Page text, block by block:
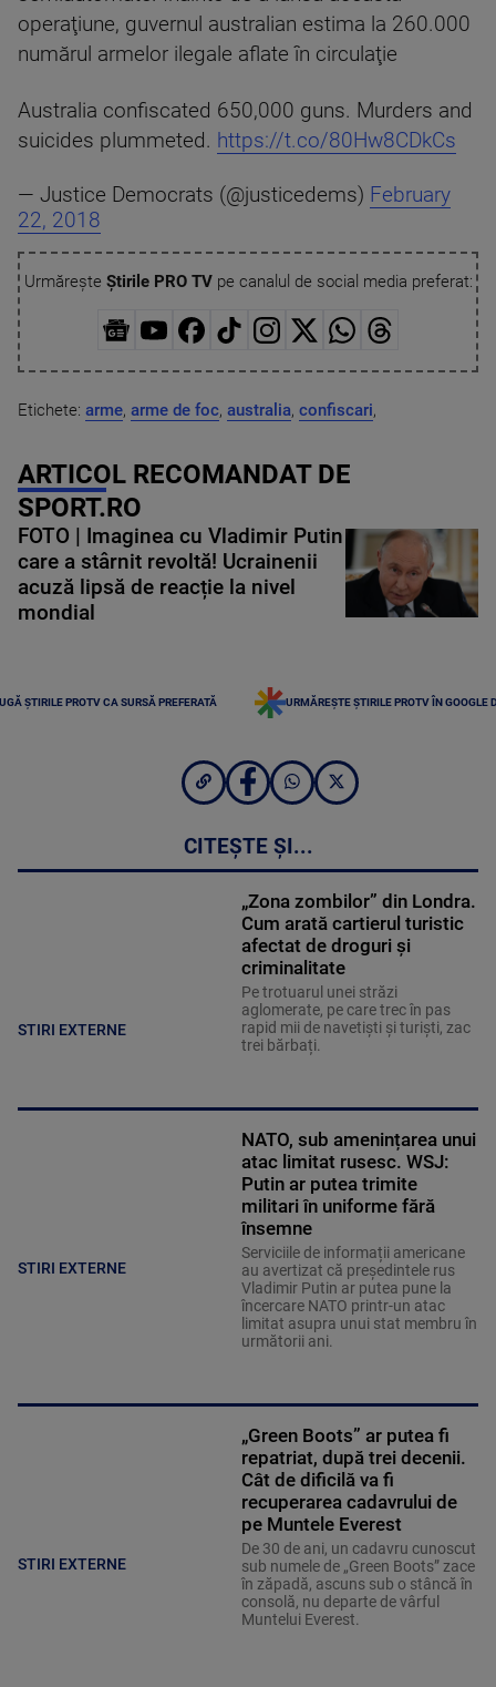
operaţiune, guvernul australian estima la 260.000
numărul armelor ilegale aflate în circulaţie
Australia confiscated 650,000 guns. Murders and
suicides plummeted. https://t.co/80Hw8CDkCs
— Justice Democrats (@justicedems) February
22, 2018
Urmărește Știrile PRO TVpe canalul de social media preferat:
Etichete: arme, arme de foc, australia, confiscari,
ARTICOL RECOMANDAT DE
SPORT.RO
FOTO | Imaginea cu Vladimir Putin
care a stârnit revoltă! Ucrainenii
acuză lipsă de reacție la nivel
mondial
ȘTIRILE PROTV CA SURSĂ PREFERATĂ URMĂREȘTE ȘTIRILE PROTV ÎN GOOGLE
CITEȘTE ȘI...
STIRI EXTERNE
„Zona zombilor” din Londra.
Cum arată cartierul turistic
afectat de droguri și
criminalitate
Pe trotuarul unei străzi
aglomerate, pe care trec în pas
rapid mii de navetiști și turiști, zac
trei bărbați.
STIRI EXTERNE
NATO, sub amenințarea unui
atac limitat rusesc. WSJ:
Putin ar putea trimite
militari în uniforme fără
însemne
Serviciile de informații americane
au avertizat că președintele rus
Vladimir Putin ar putea pune la
încercare NATO printr-un atac
limitat asupra unui stat membru în
următorii ani.
STIRI EXTERNE
„Green Boots” ar putea fi
repatriat, după trei decenii.
Cât de dificilă va fi
recuperarea cadavrului de
pe Muntele Everest
De 30 de ani, un cadavru cunoscut
sub numele de „Green Boots” zace
în zăpadă, ascuns sub o stâncă în
consolă, nu departe de vârful
Muntelui Everest.